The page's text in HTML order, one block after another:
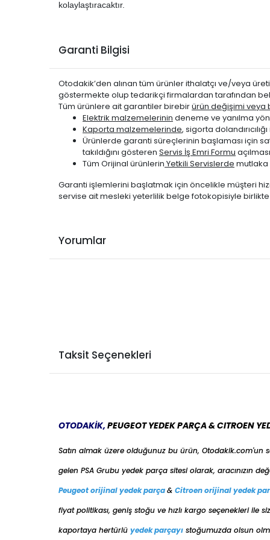
kolaylaştıracaktır.
Garanti Bilgisi
Otodakik’den alınan tüm ürünler ithalatçı ve/veya
göstermekte olup tedarikçi firmalardan tarafından
Tüm ürünlere ait garantiler birebirürün değişimi veya
Elektrik malzemelerinin deneme ve yanılma
Kaporta malzemelerinde, sigorta
Ürünlerde garanti süreçlerinin başlaması için
takıldığını gösteren Servis İş Emri Formu
Tüm Orijinal ürünlerin Yetkili Servislerde mutlaka
Garanti işlemlerini başlatmak için öncelikle müşteri
servise ait mesleki yeterlilik belge fotokopisiyle
Yorumlar
Taksit Seçenekleri
OTODAKİK, PEUGEOT YEDEK PARÇA & CITROEN
Satın almak üzere olduğunuz bu ürün, Otodakik.com'un
gelen PSA Grubu yedek parça sitesi olarak, aracınızın
Peugeot orijinal yedek parça& Citroen orijinal yedek
fiyat politikası, geniş stoğu ve hızlı kargo seçenekleri ile
kaportaya hertürlü yedek parçayı stoğumuzda olsun